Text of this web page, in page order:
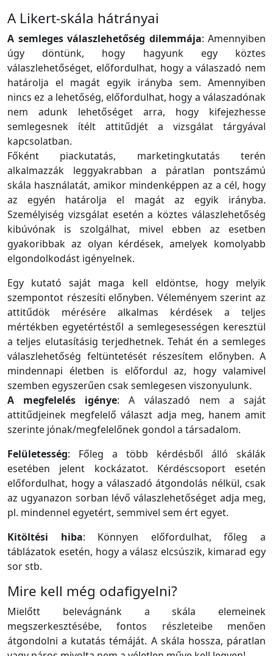
A Likert-skála hátrányai
A semleges válaszlehetőség dilemmája: Amennyiben
úgy döntünk, hogy hagyunk egy köztes
válaszlehetőséget, előfordulhat, hogy a válaszadó nem
határolja el magát egyik irányba sem. Amennyiben
nincs ez a lehetőség, előfordulhat, hogy a válaszadónak
nem adunk lehetőséget arra, hogy kifejezhesse
semlegesnek ítélt attitűdjét a vizsgálat tárgyával
kapcsolatban.
Főként piackutatás, marketingkutatás terén
alkalmazzák leggyakrabban a páratlan pontszámú
skála használatát, amikor mindenképpen az a cél, hogy
az egyén határolja el magát az egyik irányba.
Személyiség vizsgálat esetén a köztes válaszlehetőség
kibúvónak is szolgálhat, mivel ebben az esetben
gyakoribbak az olyan kérdések, amelyek komolyabb
elgondolkodást igényelnek.
Egy kutató saját maga kell eldöntse, hogy melyik
szempontot részesíti előnyben. Véleményem szerint az
attitűdök mérésére alkalmas kérdések a teljes
mértékben egyetértéstől a semlegesességen keresztül
a teljes elutasításig terjedhetnek. Tehát én a semleges
válaszlehetőség feltüntetését részesítem előnyben. A
mindennapi életben is előfordul az, hogy valamivel
szemben egyszerűen csak semlegesen viszonyulunk.
A megfelelés igénye: A válaszadó nem a saját
attitűdjeinek megfelelő választ adja meg, hanem amit
szerinte jónak/megfelelőnek gondol a társadalom.
Felületesség: Főleg a több kérdésből álló skálák
esetében jelent kockázatot. Kérdéscsoport esetén
előfordulhat, hogy a válaszadó átgondolás nélkül, csak
az ugyanazon sorban lévő válaszlehetőséget adja meg,
pl. mindennel egyetért, semmivel sem ért egyet.
Kitöltési hiba: Könnyen előfordulhat, főleg a
táblázatok esetén, hogy a válasz elcsúszik, kimarad egy
sor stb.
Mire kell még odafigyelni?
Mielőtt belevágnánk a skála elemeinek
megszerkesztésébe, fontos részleteibe menően
átgondolni a kutatás témáját. A skála hossza, páratlan